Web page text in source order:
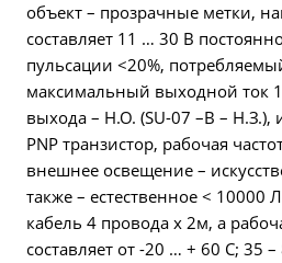
объект – прозрачные метки,
составляет 11 … 30 В
пульсации <20%,
максимальный выходной ток
выхода – Н.О. (SU-07 –В – Н.З.),
PNP транзистор, рабочая
внешнее освещение –
также – естественное < 10000
кабель 4 провода х 2м, а
составляет от -20 … + 60 С; 35